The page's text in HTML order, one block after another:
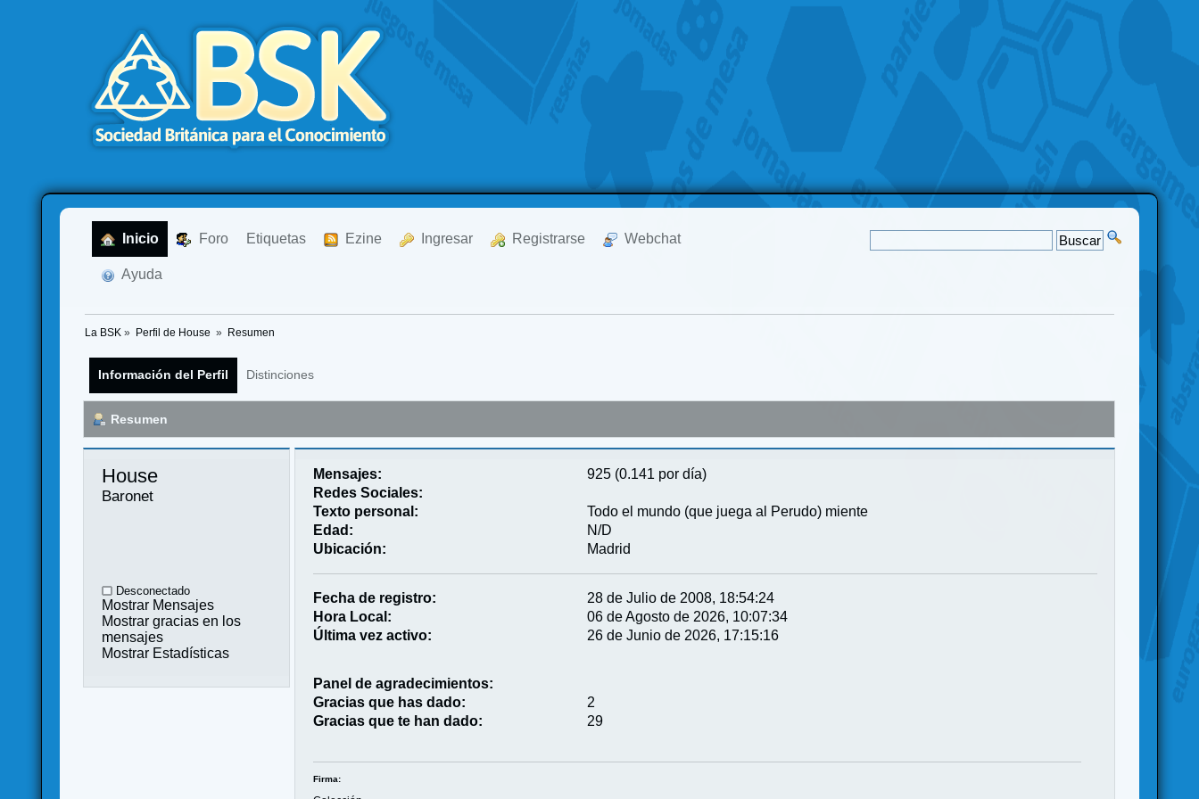
Inicio Foro Etiquetas Ezine Ingresar Registrarse Webchat
Ayuda
La BSK » Perfil de House » Resumen
Información del Perfil Distinciones
Resumen
House
Baronet
Desconectado
Mostrar Mensajes
Mostrar gracias en los
mensajes
Mostrar Estadísticas
Mensajes:
925 (0.141 por día)
Redes Sociales:
Texto personal:
Todo el mundo (que juega al Perudo) miente
Edad:
N/D
Ubicación:
Madrid
Fecha de registro:
28 de Julio de 2008, 18:54:24
Hora Local:
06 de Agosto de 2026, 10:07:34
Última vez activo:
26 de Junio de 2026, 17:15:16
Panel de agradecimientos:
Gracias que has dado:
2
Gracias que te han dado:
29
Firma: